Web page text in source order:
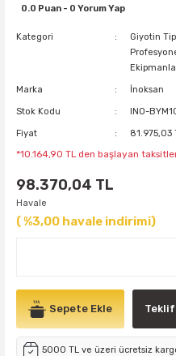
0.0 Puan - 0 Yorum Yap
Kategori Giyotin
Marka İnoksan
Stok Kodu INO-
Fiyat 81.975,03
*10.164,90 TL den başlayan
98.370,04 TL
Havale
( %3,00 havale indirimi)
Sepete Ekle Teklif
5000 TL ve üzeri ücretsiz